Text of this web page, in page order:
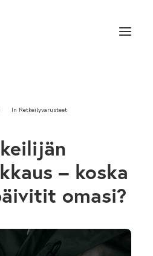
In Retkeilyvarusteet
– koska
omasi?